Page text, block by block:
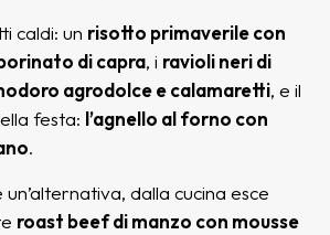
caldi: un risotto primaverile con
di capra, i ravioli neri di
agrodolce e calamaretti, e il
festa: l’agnello al forno con
.
dalla cucina esce
roast beef di manzo con mousse